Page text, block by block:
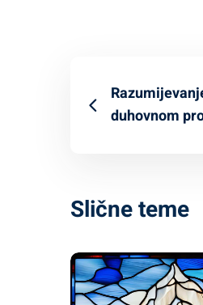
duhovnom
Slične teme